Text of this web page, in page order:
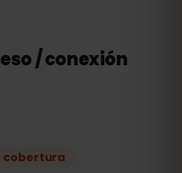
/ conexión
cobertura